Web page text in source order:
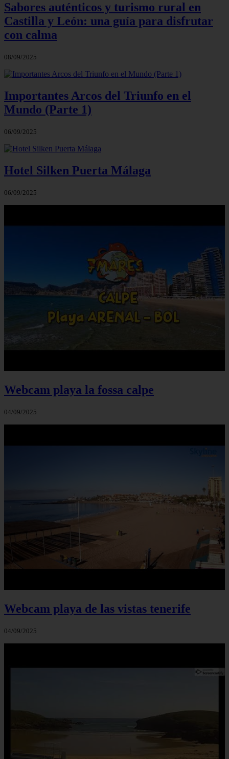
Sabores auténticos y turismo rural en
Castilla y León: una guía para disfrutar
con calma
08/09/2025
Importantes Arcos del Triunfo en el
Mundo (Parte 1)
06/09/2025
Hotel Silken Puerta Málaga
06/09/2025
Webcam playa la fossa calpe
04/09/2025
Webcam playa de las vistas tenerife
04/09/2025